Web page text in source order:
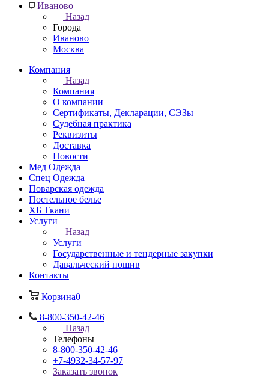
Иваново
Назад
Города
Иваново
Москва
Компания
Назад
Компания
О компании
Сертификаты, Декларации, СЭЗы
Судебная практика
Реквизиты
Доставка
Новости
Мед Одежда
Спец Одежда
Поварская одежда
Постельное белье
ХБ Ткани
Услуги
Назад
Услуги
Государственные и тендерные закупки
Давальческий пошив
Контакты
Корзина0
8-800-350-42-46
Назад
Телефоны
8-800-350-42-46
+7-4932-34-57-97
Заказать звонок